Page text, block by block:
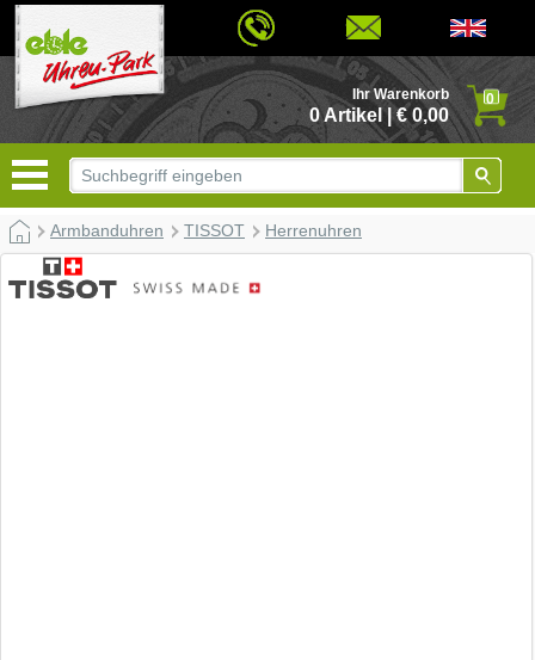
Ihr Warenkorb
0 Artikel | € 0,00
0
Armbanduhren TISSOT Herrenuhren
© 2026 - Based on eCommerce Engine xt:Commerce Shopsoftware